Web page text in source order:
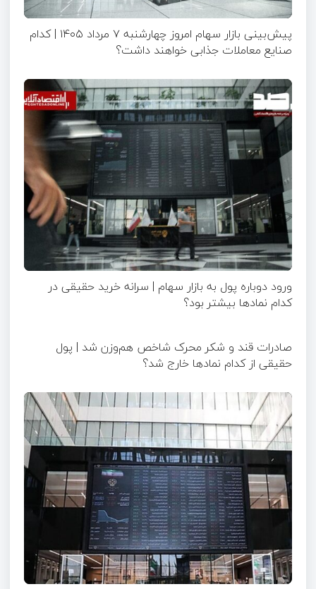
پیش‌بینی بازار سهام امروز چهارشنبه ۷ مرداد ۱۴۰۵ | کدام
صنایع معاملات جذابی خواهند داشت؟
ورود دوباره پول به بازار سهام | سرانه خرید حقیقی در
کدام نماد‌ها بیشتر بود؟
صادرات قند و شکر محرک شاخص هم‌وزن شد | پول
حقیقی از کدام نماد‌ها خارج شد؟